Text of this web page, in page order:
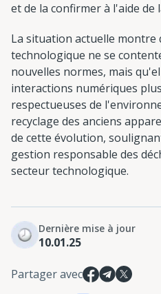
et de la confirmer à l'aide de
La situation actuelle montre
technologique ne se
nouvelles normes, mais
interactions numériques
respectueuses de
recyclage des anciens
de cette évolution,
gestion responsable des
secteur technologique.
Dernière mise à jour
10.01.25
Partager avec